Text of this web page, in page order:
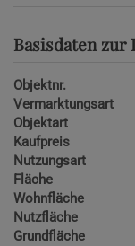
Basisdaten
Objektnr.
Vermarktungsart
Objektart
Kaufpreis
Nutzungsart
Fläche
Wohnfläche
Nutzfläche
Grundfläche